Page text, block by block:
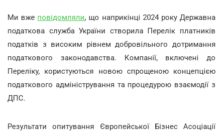
Ми вже повідомляли, що наприкінці 2024 року Державна
податкова служба України створила Перелік платників
податків з високим рівнем добровільного дотримання
податкового законодавства. Компанії, включені до
Переліку, користуються новою спрощеною концепцією
податкового адміністрування та процедурою взаємодії з
ДПС.
Результати опитування Європейської Бізнес Асоціації